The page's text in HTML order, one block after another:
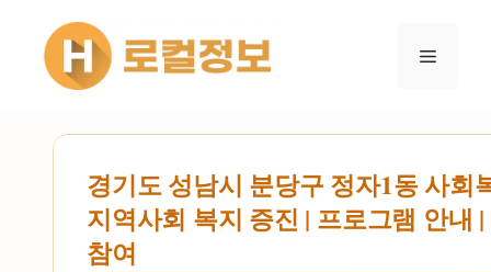
건너뛰기
메뉴
경기도 성남시 분당구 정자1동 사회
지역사회 복지 증진 | 프로그램 안내
참여